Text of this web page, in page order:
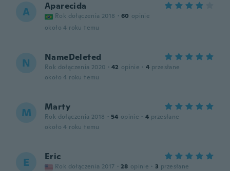
A Aparecida
Rok dołączenia 2018 · 60 opinie
około 4 roku temu
N NameDeleted
Rok dołączenia 2020 · 42 opinie · 4 przesłane
około 4 roku temu
M Marty
Rok dołączenia 2018 · 54 opinie · 4 przesłane
około 4 roku temu
E Eric
Rok dołączenia 2017 · 28 opinie · 3 przesłane